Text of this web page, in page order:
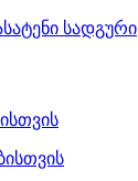
სადგური